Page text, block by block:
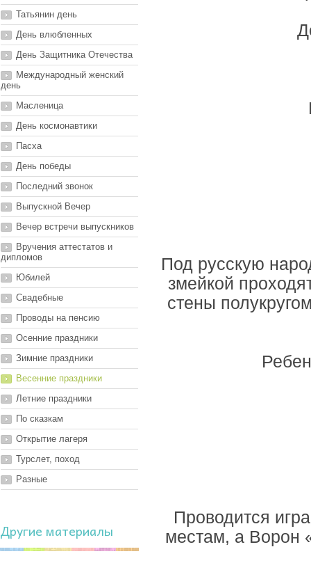
Татьянин день
День влюбленных
День Защитника Отечества
Международный женский
день
Масленица
День космонавтики
Пасха
День победы
Последний звонок
Выпускной Вечер
Вечер встречи выпускников
Вручения аттестатов и
дипломов
Юбилей
Свадебные
Проводы на пенсию
Осенние праздники
Зимние праздники
Весенние праздники
Летние праздники
По сказкам
Открытие лагеря
Турслет, поход
Разные
Другие материалы
Под русскую
змейкой
стены
Проводится
местам, а Ворон